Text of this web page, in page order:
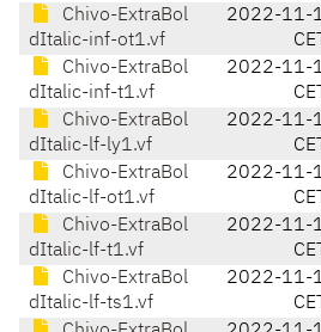
Chivo-ExtraBol
dItalic-inf-ot1.vf
2022-11-
CET
Chivo-ExtraBol
dItalic-inf-t1.vf
2022-11-
CET
Chivo-ExtraBol
dItalic-lf-ly1.vf
2022-11-
CET
Chivo-ExtraBol
dItalic-lf-ot1.vf
2022-11-
CET
Chivo-ExtraBol
dItalic-lf-t1.vf
2022-11-
CET
Chivo-ExtraBol
dItalic-lf-ts1.vf
2022-11-
CET